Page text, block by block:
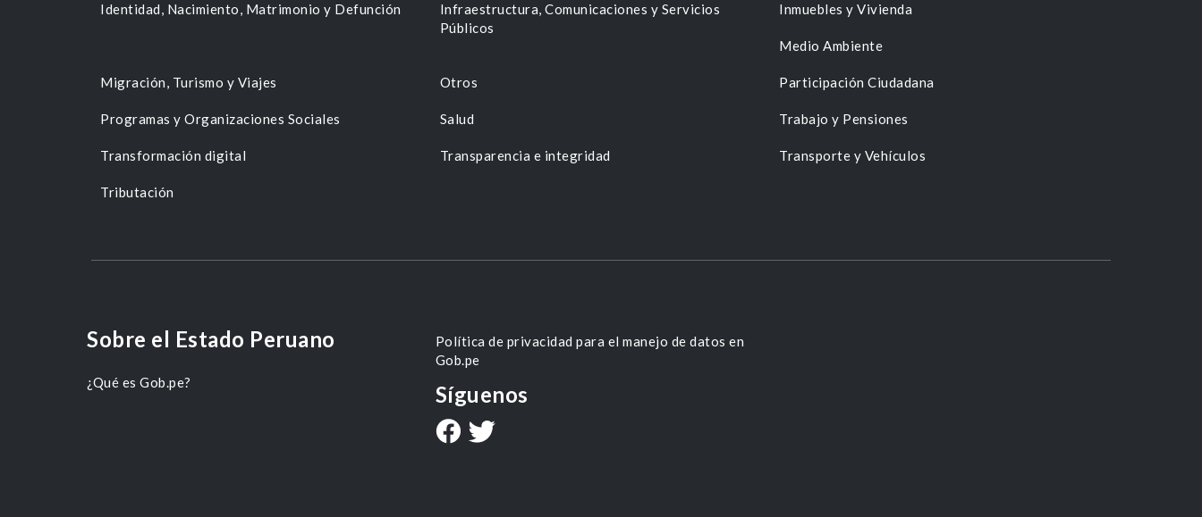
Identidad, Nacimiento, Matrimonio y Defunción
Infraestructura, Comunicaciones y Servicios
Públicos
Inmuebles y Vivienda
Medio Ambiente
Migración, Turismo y Viajes Otros Participación Ciudadana
Programas y Organizaciones Sociales Salud Trabajo y Pensiones
Transformación digital Transparencia e integridad Transporte y Vehículos
Tributación
Sobre el Estado Peruano
¿Qué es Gob.pe?
Política de privacidad para el manejo de datos en
Gob.pe
Síguenos